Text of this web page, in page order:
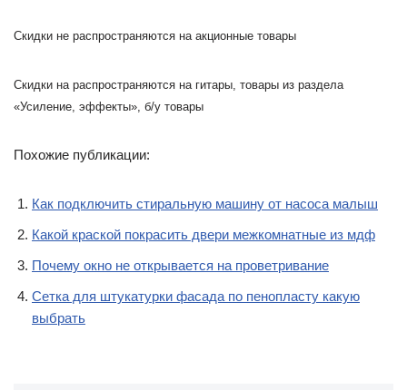
Скидки не распространяются на акционные товары
Скидки на распространяются на гитары, товары из раздела
«Усиление, эффекты», б/у товары
Похожие публикации:
Как подключить стиральную машину от насоса малыш
Какой краской покрасить двери межкомнатные из мдф
Почему окно не открывается на проветривание
Сетка для штукатурки фасада по пенопласту какую
выбрать